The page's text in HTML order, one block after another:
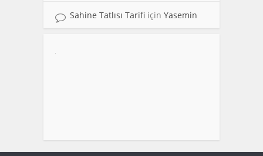
Sahine Tatlısı Tarifi için Yasemin